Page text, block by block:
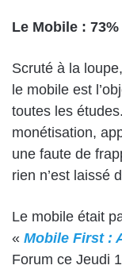
Le Mobile :
Scruté à la
le mobile est
toutes les
monétisation,
une faute de
rien n’est laissé
Le mobile était
« Mobile First :
Forum ce Jeudi